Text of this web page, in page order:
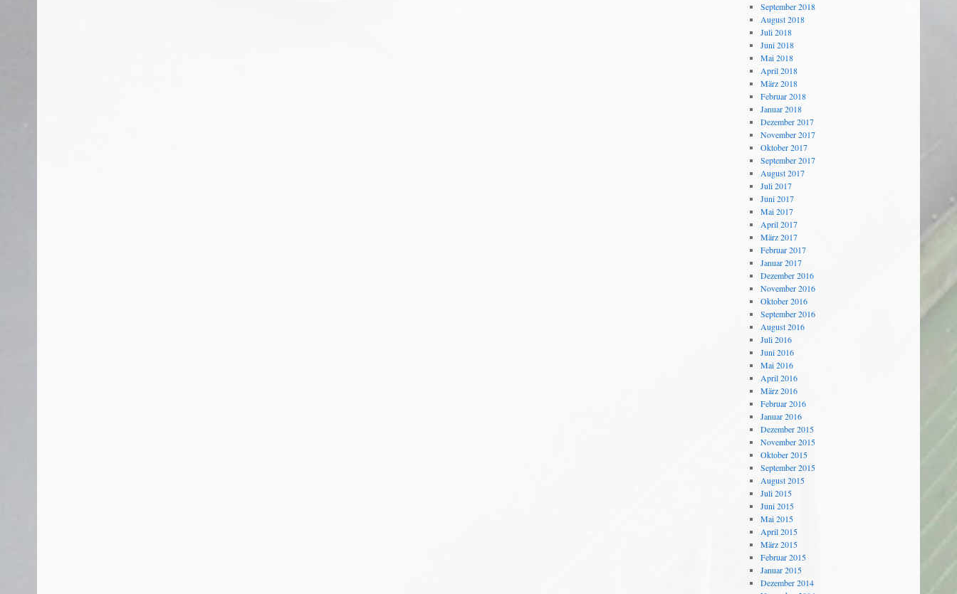
September 2018
August 2018
Juli 2018
Juni 2018
Mai 2018
April 2018
März 2018
Februar 2018
Januar 2018
Dezember 2017
November 2017
Oktober 2017
September 2017
August 2017
Juli 2017
Juni 2017
Mai 2017
April 2017
März 2017
Februar 2017
Januar 2017
Dezember 2016
November 2016
Oktober 2016
September 2016
August 2016
Juli 2016
Juni 2016
Mai 2016
April 2016
März 2016
Februar 2016
Januar 2016
Dezember 2015
November 2015
Oktober 2015
September 2015
August 2015
Juli 2015
Juni 2015
Mai 2015
April 2015
März 2015
Februar 2015
Januar 2015
Dezember 2014